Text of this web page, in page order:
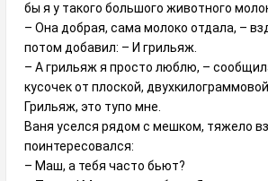
бы я у такого большого животного
– Она добрая, сама молоко отдала, –
потом добавил: – И грильяж.
– А грильяж я просто люблю, –
кусочек от плоской,
Грильяж, это тупо мне.
Ваня уселся рядом с мешком, тяжело
поинтересовался:
– Маш, а тебя часто бьют?